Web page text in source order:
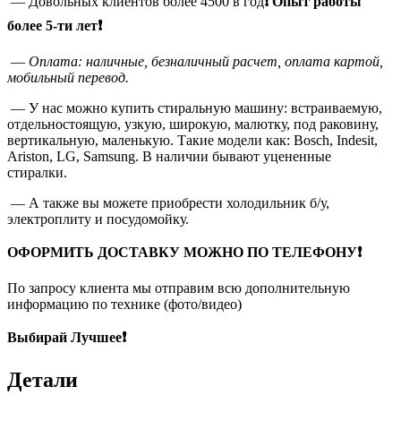
более 5-ти лет❗
— Оплата: наличные, безналичный расчет, оплата картой,
мобильный перевод.
— У нас можно купить стиральную машину: встраиваемую,
отдельностоящую, узкую, широкую, малютку, под раковину,
вертикальную, маленькую. Такие модели как: Bosch, Indesit,
Ariston, LG, Samsung. В наличии бывают уцененные
стиралки.
— А также вы можете приобрести холодильник б/у,
электроплиту и посудомойку.
ОФОРМИТЬ ДОСТАВКУ МОЖНО ПО ТЕЛЕФОНУ❗
По запросу клиента мы отправим всю дополнительную
информацию по технике (фото/видео)
Выбирай Лучшее❗
Детали